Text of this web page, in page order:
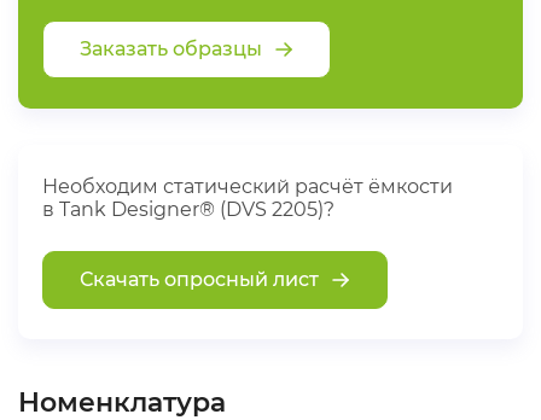
Заказать образцы
Необходим статический расчёт ёмкости
в Tank Designer® (DVS 2205)?
Скачать опросный лист
Номенклатура